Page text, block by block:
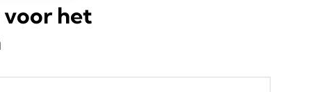
voor het